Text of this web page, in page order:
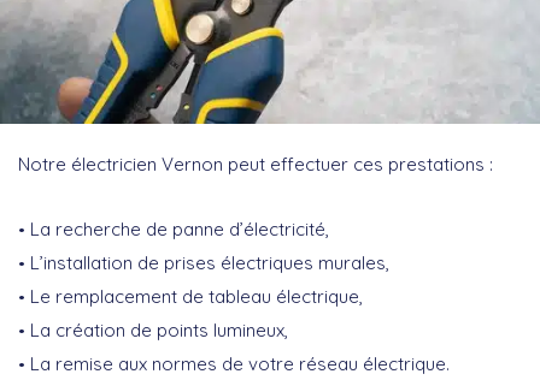
Notre électricien Vernon peut effectuer ces prestations :
La recherche de panne d’électricité,
L’installation de prises électriques murales,
Le remplacement de tableau électrique,
La création de points lumineux,
La remise aux normes de votre réseau électrique.